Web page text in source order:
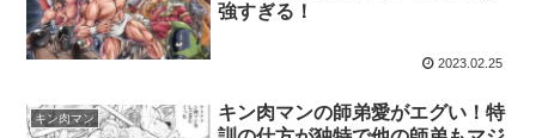
強すぎる！
2023.02.25
キン肉マン
キン肉マンの師弟愛がエグい！特